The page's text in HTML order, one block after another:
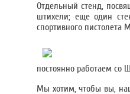
Отдельный стенд,
штихели; еще один
спортивного пистолета
постоянно работаем со
Мы хотим, чтобы вы,